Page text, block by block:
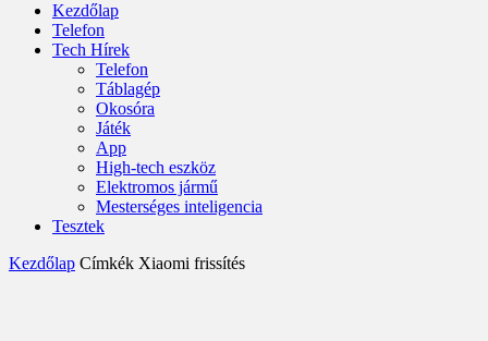
Kezdőlap
Telefon
Tech Hírek
Telefon
Táblagép
Okosóra
Játék
App
High-tech eszköz
Elektromos jármű
Mesterséges inteligencia
Tesztek
Kezdőlap Címkék Xiaomi frissítés